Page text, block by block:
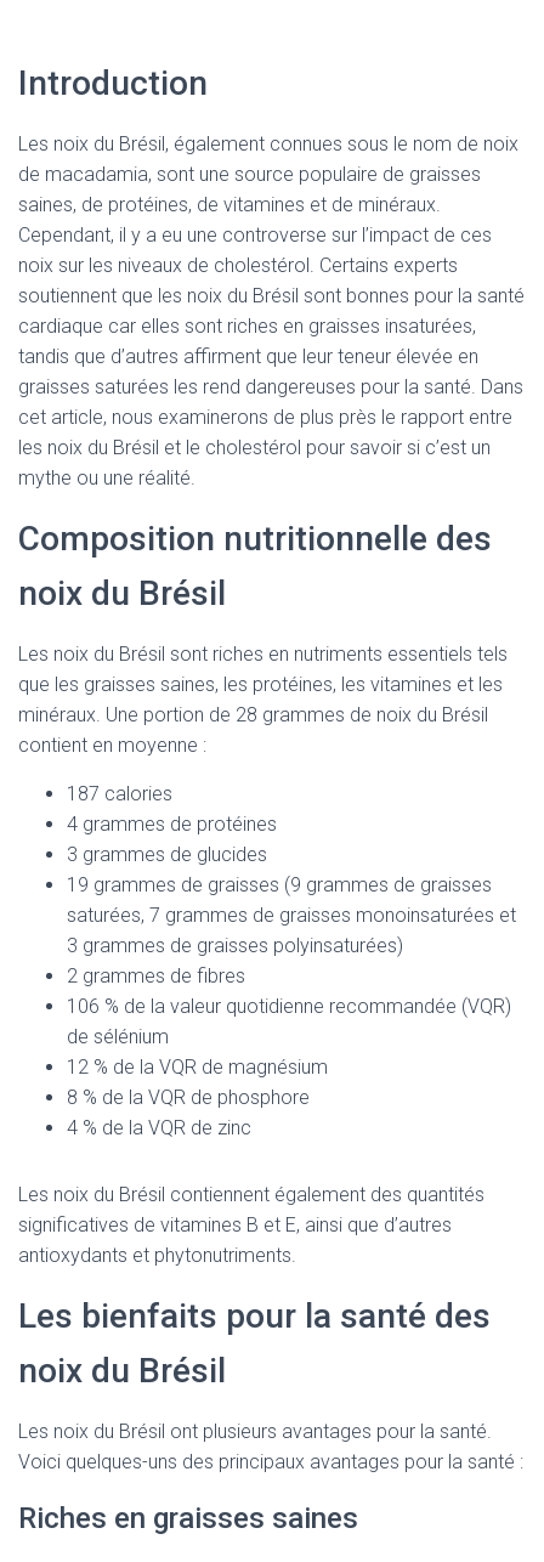
Introduction
Les noix du Brésil, également connues sous le nom de noix
de macadamia, sont une source populaire de graisses
saines, de protéines, de vitamines et de minéraux.
Cependant, il y a eu une controverse sur l’impact de ces
noix sur les niveaux de cholestérol. Certains experts
soutiennent que les noix du Brésil sont bonnes pour la santé
cardiaque car elles sont riches en graisses insaturées,
tandis que d’autres affirment que leur teneur élevée en
graisses saturées les rend dangereuses pour la santé. Dans
cet article, nous examinerons de plus près le rapport entre
les noix du Brésil et le cholestérol pour savoir si c’est un
mythe ou une réalité.
Composition nutritionnelle des
noix du Brésil
Les noix du Brésil sont riches en nutriments essentiels tels
que les graisses saines, les protéines, les vitamines et les
minéraux. Une portion de 28 grammes de noix du Brésil
contient en moyenne :
187 calories
4 grammes de protéines
3 grammes de glucides
19 grammes de graisses (9 grammes de graisses
saturées, 7 grammes de graisses monoinsaturées et
3 grammes de graisses polyinsaturées)
2 grammes de fibres
106 % de la valeur quotidienne recommandée (VQR)
de sélénium
12 % de la VQR de magnésium
8 % de la VQR de phosphore
4 % de la VQR de zinc
Les noix du Brésil contiennent également des quantités
significatives de vitamines B et E, ainsi que d’autres
antioxydants et phytonutriments.
Les bienfaits pour la santé des
noix du Brésil
Les noix du Brésil ont plusieurs avantages pour la santé.
Voici quelques-uns des principaux avantages pour la santé :
Riches en graisses saines